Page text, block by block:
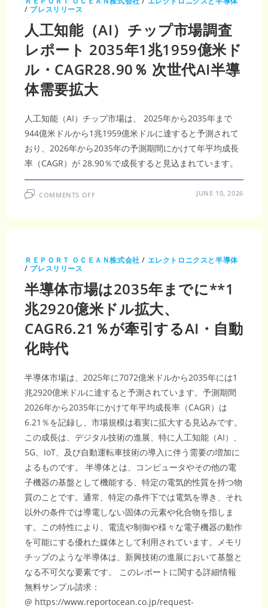
3,100
米
ド
ル、
CAGR
4.7%
着
実
成
長
/ プレスリリース
人工知能（AI）チップ市場調査
レポート 2035年1兆1959億米ド
ル・CAGR28.90％ 次世代AI半導
体需要拡大
人工知能（AI）チップ市場は、 2025年から2035年まで
944億米ドルから1兆1959億米ドルに達すると予測されて
おり、2026年から2035年の予測期間にかけて年平均成長
率（CAGR）が 28.90％で成長すると見込まれています。
COMMENTS OFFON
市
査
レ
ポ
ー
ト
2035
年
ド
ル・
CAGR28.90％
次
世
代
AI
半
導
体
需
要
拡
大
JUNE 10, 2026
ＲＥＰＯＲＴ ＯＣＥＡＮ株式会社 / エレクトロニクスと半導体
/ プレスリリース
半導体市場は2035年までに**1
兆2920億米ドル拡大、
CAGR6.21％が牽引するAI・自動
化時代
半導体市場は、2025年に7072億米ドルから2035年には1
兆2920億米ドルに達すると予測されています。予測期間
2026年から2035年にかけて年平均成長率（CAGR）は
6.21％を記録し、市場規模は着実に拡大する見込みです。
この成長は、デジタル技術の進展、特に人工知能（AI）、
5G、IoT、及び自動運転車技術の導入に伴う需要の増加に
よるものです。 半導体とは、コンピュータやその他の電
子機器の基盤として機能する、特定の電気的性質を持つ物
質のことです。通常、特定の条件下では電気を導き、それ
以外の条件では導電しない固体の元素や化合物を指しま
す。この特性により、電流や制御や様々な電子機器の動作
を可能にする優れた媒体として利用されています。メモリ
チップのような半導体は、新興技術の進展において基盤と
なる不可欠な要素です。 このレポートに関する詳細情報
無料サンプル請求：
@ https://www.reportocean.co.jp/request-